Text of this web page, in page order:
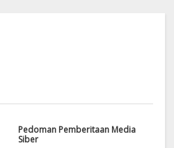
Pedoman Pemberitaan Media
Siber